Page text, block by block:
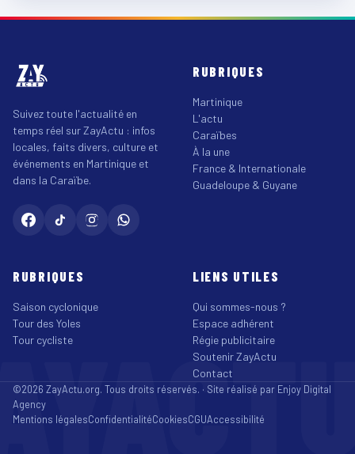
Suivez toute l'actualité en
temps réel sur ZayActu : infos
locales, faits divers, culture et
événements en Martinique et
dans la Caraïbe.
RUBRIQUES
Martinique
L'actu
Caraïbes
À la une
France & Internationale
Guadeloupe & Guyane
RUBRIQUES
Saison cyclonique
Tour des Yoles
Tour cycliste
LIENS UTILES
Qui sommes-nous ?
Espace adhérent
Régie publicitaire
Soutenir ZayActu
Contact
©2026 ZayActu.org. Tous droits réservés. · Site réalisé par Enjoy Digital
Agency
Mentions légalesConfidentialitéCookiesCGUAccessibilité